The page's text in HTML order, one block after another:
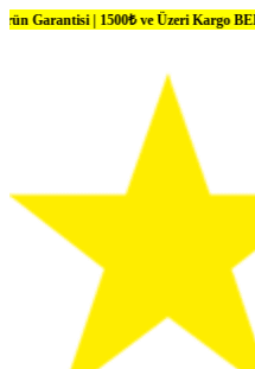
ve Üzeri Kargo BEDAVA | Dünya